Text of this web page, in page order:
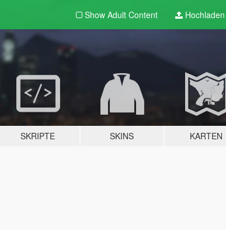
Show Adult Content Hochladen
SKRIPTE SKINS KARTEN